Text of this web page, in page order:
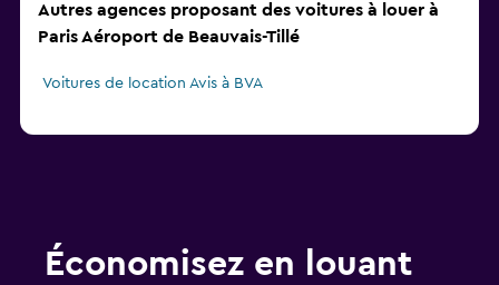
Autres agences proposant des voitures à louer à
Paris Aéroport de Beauvais-Tillé
Voitures de location Avis à BVA
Économisez en louant